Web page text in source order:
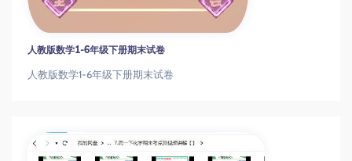
人教版数学1-6年级下册期末试卷
人教版数学1-6年级下册期末试卷